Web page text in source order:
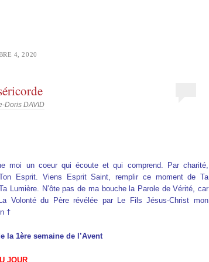
4, 2020
Doris DAVID
moi un coeur qui écoute et qui comprend. Par charité,
Esprit. Viens Esprit Saint, remplir ce moment de Ta
Lumière. N’ôte pas de ma bouche la Parole de Vérité, car
Volonté du Père révélée par Le Fils Jésus-Christ mon
†
la 1ère semaine de l’Avent
JOUR